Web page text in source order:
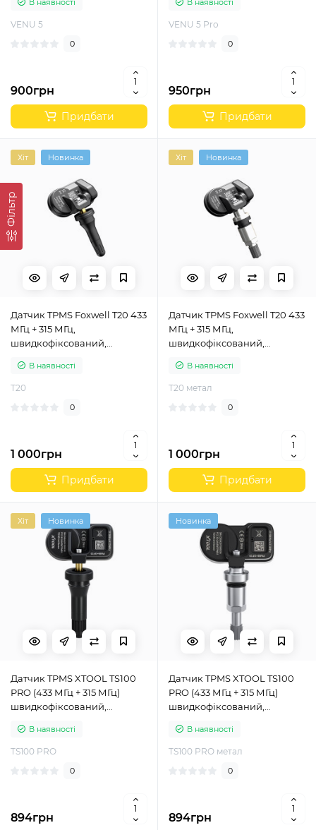
Фільтр
VENU 5
0
900грн
Придбати
VENU 5 Pro
0
950грн
Придбати
Хіт Новинка
Датчик TPMS Foxwell T20 433
МГц + 315 МГц,
швидкофіксований,
універсальний, гумовий
В наявності
T20
0
1 000грн
Придбати
Хіт Новинка
Датчик TPMS Foxwell T20 433
МГц + 315 МГц,
швидкофіксований,
універсальний, металевий
В наявності
T20 метал
0
1 000грн
Придбати
Хіт Новинка
Датчик TPMS XTOOL TS100
PRO (433 МГц + 315 МГц)
швидкофіксований,
універсальний, гумовий
В наявності
TS100 PRO
0
894грн
Новинка
Датчик TPMS XTOOL TS100
PRO (433 МГц + 315 МГц)
швидкофіксований,
універсальний, металевий
В наявності
TS100 PRO метал
0
894грн